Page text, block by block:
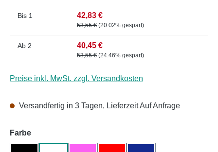
Bis 1 42,83 €
53,55 € (20.02% gespart)
Ab 2 40,45 €
53,55 € (24.46% gespart)
Preise inkl. MwSt. zzgl. Versandkosten
Versandfertig in 3 Tagen, Lieferzeit Auf Anfrage
Farbeauswählen